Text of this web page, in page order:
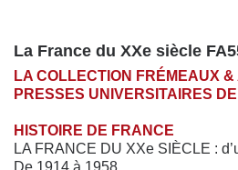
La France du XXe siècle
LA COLLECTION FRÉMEAUX &
PRESSES UNIVERSITAIRES
HISTOIRE DE FRANCE
LA FRANCE DU XXe SIÈCLE :